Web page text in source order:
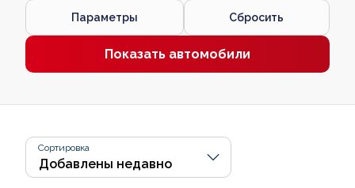
Параметры Сбросить
Показать автомобили
Сортировка